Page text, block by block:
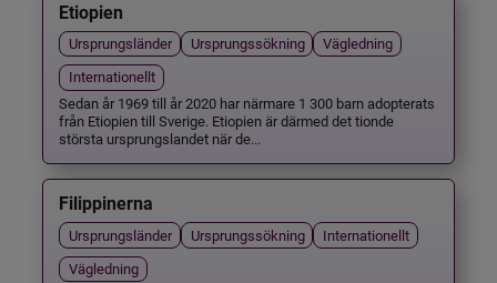
Etiopien
Ursprungsländer Ursprungssökning
Vägledning
Internationellt
Sedan år 1969 till år 2020 har närmare 1 300 barn adopterats
från Etiopien till Sverige. Etiopien är därmed det tionde
största ursprungslandet när de...
Filippinerna
Ursprungsländer Ursprungssökning
Internationellt
Vägledning